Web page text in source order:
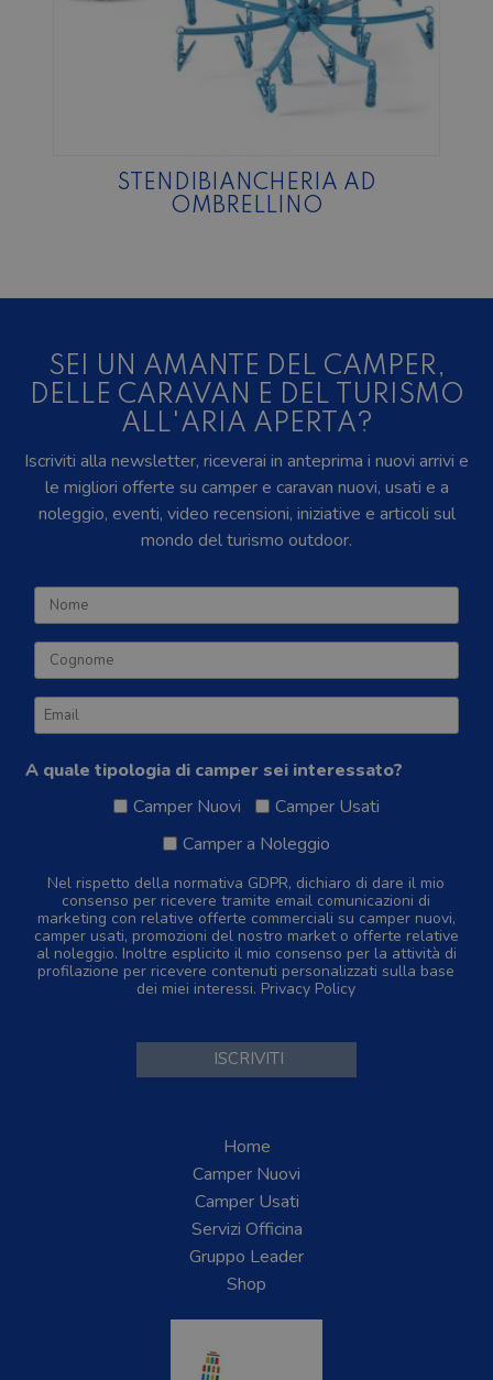
STENDIBIANCHERIA AD
OMBRELLINO
SEI UN AMANTE DEL CAMPER,
DELLE CARAVAN E DEL TURISMO
ALL'ARIA APERTA?
Iscriviti alla newsletter, riceverai in anteprima i nuovi arrivi e
le migliori offerte su camper e caravan nuovi, usati e a
noleggio, eventi, video recensioni, iniziative e articoli sul
mondo del turismo outdoor.
A quale tipologia di camper sei interessato?
Camper Nuovi
Camper Usati
Camper a Noleggio
Nel rispetto della normativa GDPR, dichiaro di dare il mio
consenso per ricevere tramite email comunicazioni di
marketing con relative offerte commerciali su camper nuovi,
camper usati, promozioni del nostro market o offerte relative
al noleggio. Inoltre esplicito il mio consenso per la attività di
profilazione per ricevere contenuti personalizzati sulla base
dei miei interessi. Privacy Policy
Home
Camper Nuovi
Camper Usati
Servizi Officina
Gruppo Leader
Shop